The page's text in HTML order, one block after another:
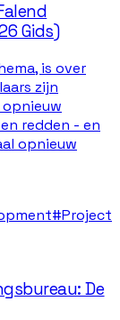
Gids)
is over
zijn
redden - en
opnieuw
#Project
De